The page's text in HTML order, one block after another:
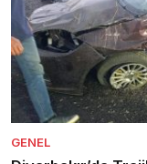
GENEL